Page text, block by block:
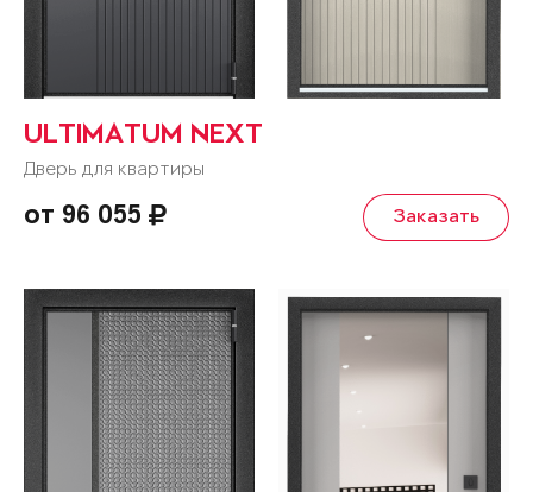
ULTIMATUM NEXT
Дверь для квартиры
от 96 055 Заказать